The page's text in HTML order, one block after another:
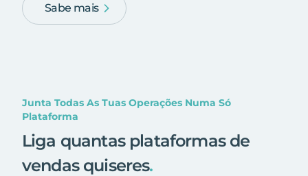
Sabe mais
Junta Todas As Tuas Operações Numa Só
Plataforma
Liga quantas plataformas de
vendas quiseres.